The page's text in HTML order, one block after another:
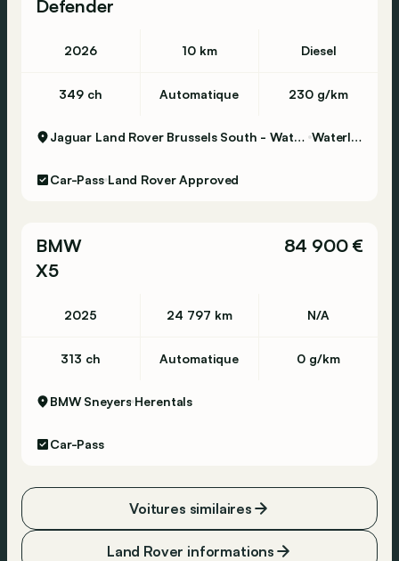
Defender
2026 10 km Diesel
349 ch Automatique 230 g/km
Jaguar Land Rover Brussels South - Waterloo Waterloo
Car-Pass Land Rover Approved
BMW
X5
84 900 €
2025 24 797 km N/A
313 ch Automatique 0 g/km
BMW Sneyers Herentals
Car-Pass
Land Rover informations
Voitures similaires